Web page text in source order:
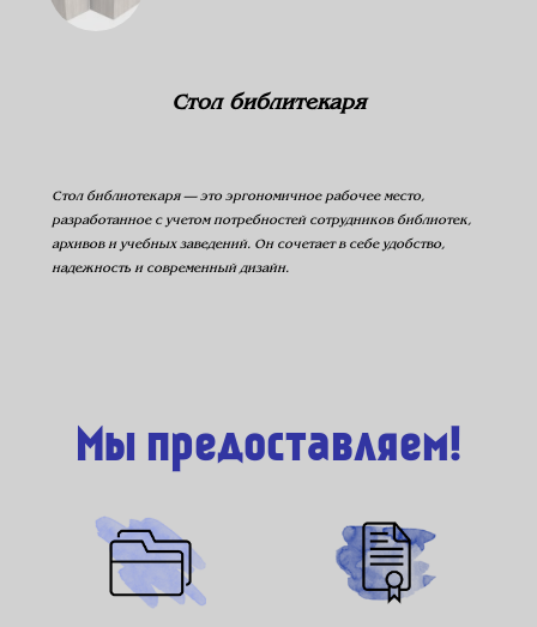
Стол библитекаря
Стол библиотекаря — это эргономичное рабочее место,
разработанное с учетом потребностей сотрудников библиотек,
архивов и учебных заведений. Он сочетает в себе удобство,
надежность и современный дизайн.
Мы предоставляем!